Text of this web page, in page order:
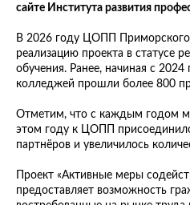
сайте Института развития
В 2026 году ЦОПП
реализацию проекта в статусе
обучения. Ранее, начиная с 2024
колледжей прошли более 800
Отметим, что с каждым годом
этом году к ЦОПП
партнёров и увеличилось
Проект «Активные меры
предоставляет возможность